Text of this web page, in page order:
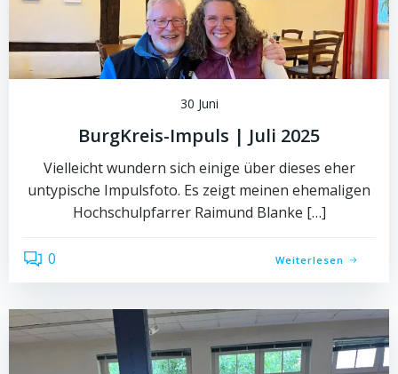
30 Juni
BurgKreis-Impuls | Juli 2025
Vielleicht wundern sich einige über dieses eher
untypische Impulsfoto. Es zeigt meinen ehemaligen
Hochschulpfarrer Raimund Blanke […]
0 Weiterlesen